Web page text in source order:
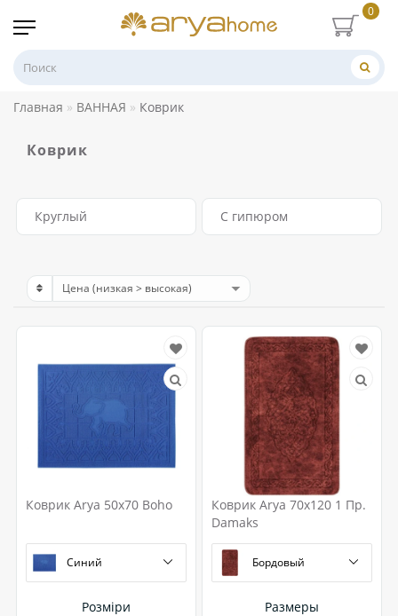
0
Главная ВАННАЯ Коврик
Коврик
Круглый С гипюром
Коврик Arya 50x70 Boho
Синий
Розміри
Коврик Arya 70x120 1 Пр.
Damaks
Бордовый
Размеры